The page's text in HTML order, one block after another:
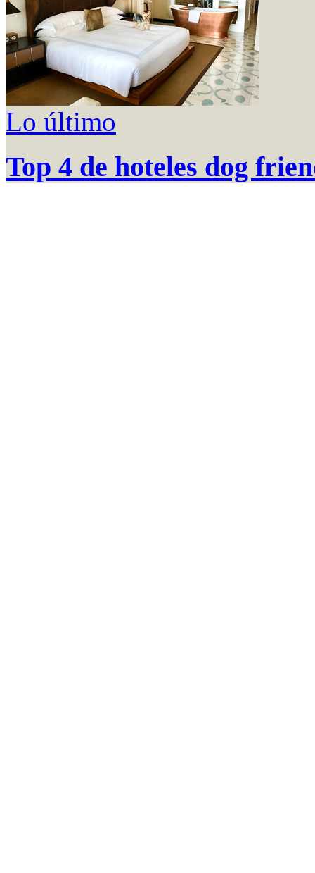
Lo último
Top 4 de hoteles dog